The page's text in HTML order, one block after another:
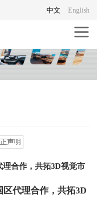
English
中文
声明
理合作，共拓3D视觉市
区代理合作，共拓3D